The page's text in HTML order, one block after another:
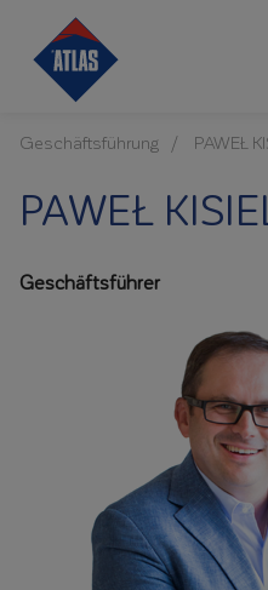
Geschäftsführung PAWEŁ
PAWEŁ KISIEL
Geschäftsführer